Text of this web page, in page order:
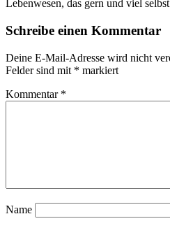
Lebenwesen, das gern und viel
Schreibe einen Kommentar
Deine E-Mail-Adresse wird nicht
Felder sind mit * markiert
Kommentar *
Name